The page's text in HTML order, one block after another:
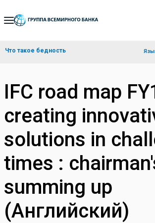
Skip
Navigation
Что такое бедность
IFC road map
creating
solutions in
times :
summing up
(Английский)